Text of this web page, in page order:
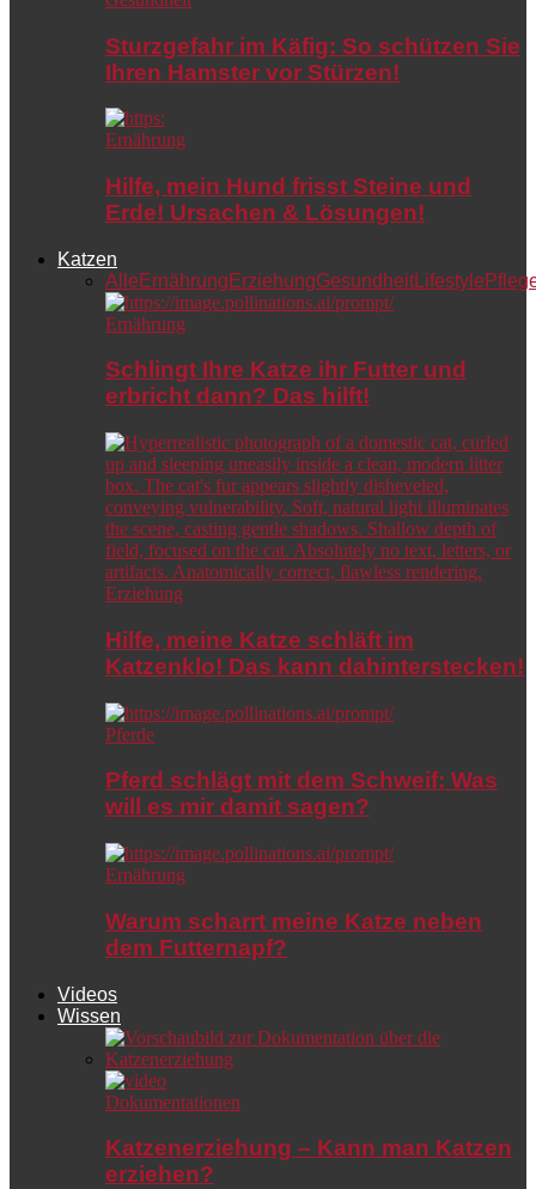
Sturzgefahr im Käfig: So schützen Sie
Ihren Hamster vor Stürzen!
Ernährung
Hilfe, mein Hund frisst Steine und
Erde! Ursachen & Lösungen!
Katzen
Alle Ernährung ErziehungGesundheitLifestyle
Ernährung
Schlingt Ihre Katze ihr Futter und
erbricht dann? Das hilft!
Erziehung
Hilfe, meine Katze schläft im
Katzenklo! Das kann dahinterstecken!
Pferde
Pferd schlägt mit dem Schweif: Was
will es mir damit sagen?
Ernährung
Warum scharrt meine Katze neben
dem Futternapf?
Videos
Wissen
Dokumentationen
Katzenerziehung – Kann man Katzen
erziehen?